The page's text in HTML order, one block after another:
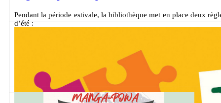
Pendant la période estivale, la bibliothèque met en place deux
d’été :
Nombre de prêts maximum : du samedi 20 juin au
Lire la suite